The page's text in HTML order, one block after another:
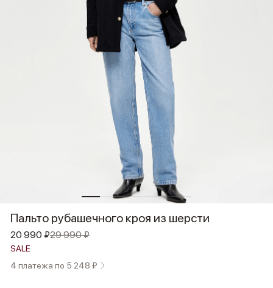
Пальто рубашечного кроя из шерсти
20 990 ₽29 990 ₽
SALE
4 платежа по 5 248 ₽